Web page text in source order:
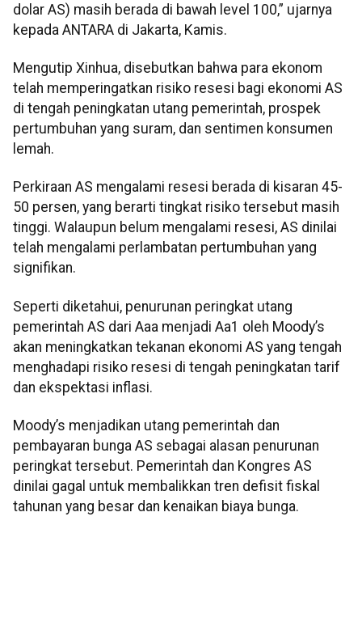
dolar AS) masih berada di bawah level 100,” ujarnya
kepada ANTARA di Jakarta, Kamis.
Mengutip Xinhua, disebutkan bahwa para ekonom
telah memperingatkan risiko resesi bagi ekonomi AS
di tengah peningkatan utang pemerintah, prospek
pertumbuhan yang suram, dan sentimen konsumen
lemah.
Perkiraan AS mengalami resesi berada di kisaran 45-
50 persen, yang berarti tingkat risiko tersebut masih
tinggi. Walaupun belum mengalami resesi, AS dinilai
telah mengalami perlambatan pertumbuhan yang
signifikan.
Seperti diketahui, penurunan peringkat utang
pemerintah AS dari Aaa menjadi Aa1 oleh Moody’s
akan meningkatkan tekanan ekonomi AS yang tengah
menghadapi risiko resesi di tengah peningkatan tarif
dan ekspektasi inflasi.
Moody’s menjadikan utang pemerintah dan
pembayaran bunga AS sebagai alasan penurunan
peringkat tersebut. Pemerintah dan Kongres AS
dinilai gagal untuk membalikkan tren defisit fiskal
tahunan yang besar dan kenaikan biaya bunga.